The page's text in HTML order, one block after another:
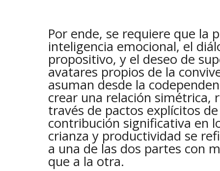
Por ende, se requiere que la
inteligencia emocional, el
propositivo, y el deseo de
avatares propios de la
asuman desde la
crear una relación simétrica,
través de pactos explícitos
contribución significativa en
crianza y productividad se
a una de las dos partes con
que a la otra.